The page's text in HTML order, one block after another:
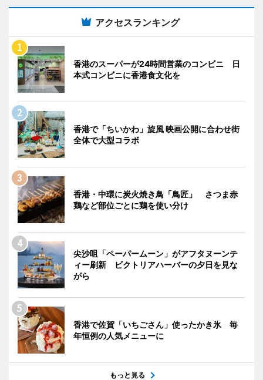
アクセスランキング
香港のスーパーが24時間営業のコンビニ 日
本式コンビニに香港食文化を
香港で「ちいかわ」旋風 映画公開に合わせ街
全体で大型コラボ
香港・中環に炭火焼き鳥「鳥匠」 さつま赤
鶏など部位ごとに鶏を使い分け
尖沙咀「ペーパームーン」がアフタヌーンテ
ィー刷新 ビクトリアハーバーの夕日を見な
がら
香港で佐賀「いちごさん」使ったかき氷 毎
年恒例の人気メニューに
もっと見る